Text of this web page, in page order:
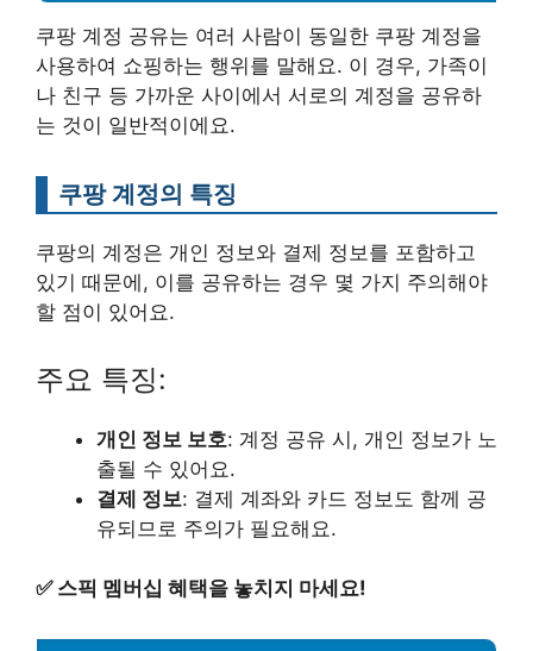
쿠팡 계정 공유는 여러 사람이 동일한 쿠팡 계정을
사용하여 쇼핑하는 행위를 말해요. 이 경우, 가족이
나 친구 등 가까운 사이에서 서로의 계정을 공유하
는 것이 일반적이에요.
쿠팡 계정의 특징
쿠팡의 계정은 개인 정보와 결제 정보를 포함하고
있기 때문에, 이를 공유하는 경우 몇 가지 주의해야
할 점이 있어요.
주요 특징:
개인 정보 보호: 계정 공유 시, 개인 정보가 노
출될 수 있어요.
결제 정보: 결제 계좌와 카드 정보도 함께 공
유되므로 주의가 필요해요.
✅ 스픽 멤버십 혜택을 놓치지 마세요!